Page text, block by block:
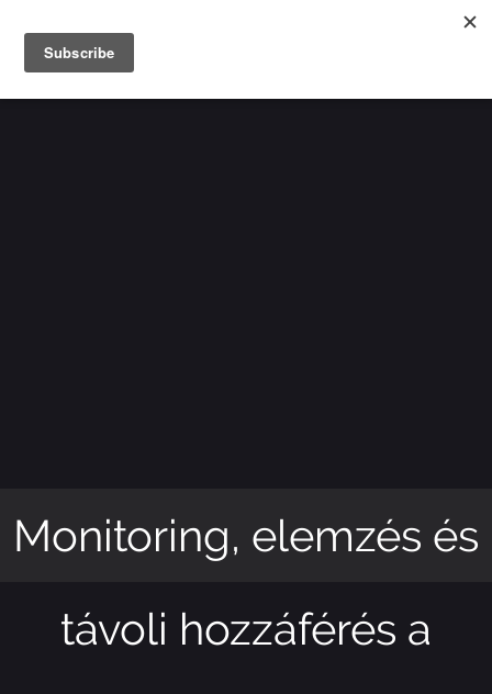
Monitoring, elemzés és
távoli hozzáférés a